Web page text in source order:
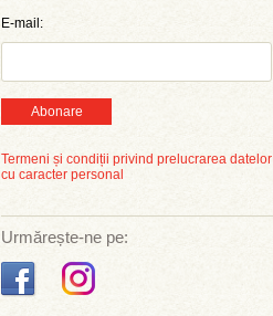
E-mail:
Abonare
Termeni și condiții privind prelucrarea datelor
cu caracter personal
Urmărește-ne pe: